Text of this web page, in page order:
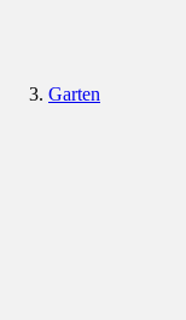
Garten